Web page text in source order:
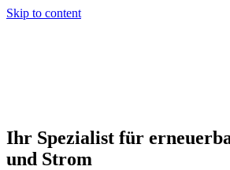
Skip to content
Ihr Spezialist für
und Strom